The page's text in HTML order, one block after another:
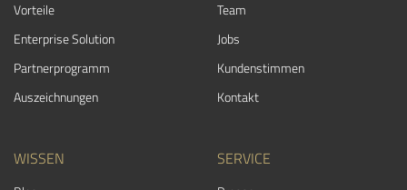
Vorteile
Enterprise Solution
Partnerprogramm
Auszeichnungen
Team
Jobs
Kundenstimmen
Kontakt
WISSEN SERVICE